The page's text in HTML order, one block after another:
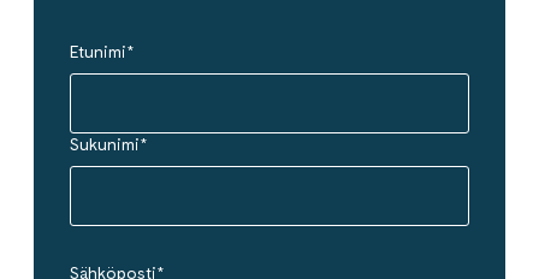
Etunimi*
Sukunimi*
Sähköposti*